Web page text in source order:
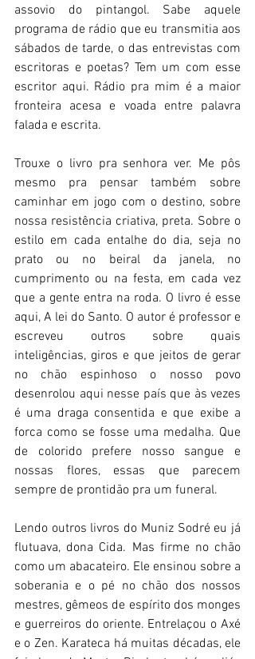
assovio do pintangol. Sabe aquele
programa de rádio que eu transmitia aos
sábados de tarde, o das entrevistas com
escritoras e poetas? Tem um com esse
escritor aqui. Rádio pra mim é a maior
fronteira acesa e voada entre palavra
falada e escrita.
Trouxe o livro pra senhora ver. Me pôs
mesmo pra pensar também sobre
caminhar em jogo com o destino, sobre
nossa resistência criativa, preta. Sobre o
estilo em cada entalhe do dia, seja no
prato ou no beiral da janela, no
cumprimento ou na festa, em cada vez
que a gente entra na roda. O livro é esse
aqui, A lei do Santo. O autor é professor e
escreveu outros sobre quais
inteligências, giros e que jeitos de gerar
no chão espinhoso o nosso povo
desenrolou aqui nesse país que às vezes
é uma draga consentida e que exibe a
forca como se fosse uma medalha. Que
de colorido prefere nosso sangue e
nossas flores, essas que parecem
sempre de prontidão pra um funeral.
Lendo outros livros do Muniz Sodré eu já
flutuava, dona Cida. Mas firme no chão
como um abacateiro. Ele ensinou sobre a
soberania e o pé no chão dos nossos
mestres, gêmeos de espírito dos monges
e guerreiros do oriente. Entrelaçou o Axé
e o Zen. Karateca há muitas décadas, ele